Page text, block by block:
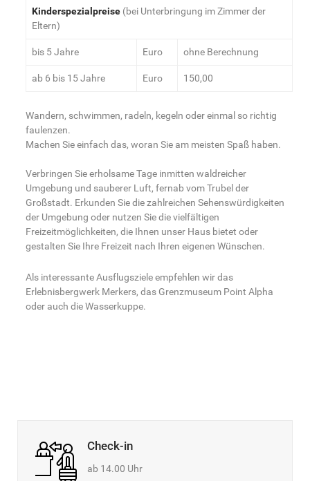
Kinderspezialpreise (bei Unterbringung im Zimmer der
Eltern)
bis 5 Jahre Euro ohne Berechnung
ab 6 bis 15 Jahre Euro 150,00
Wandern, schwimmen, radeln, kegeln oder einmal so richtig
faulenzen.
Machen Sie einfach das, woran Sie am meisten Spaß haben.
Verbringen Sie erholsame Tage inmitten waldreicher
Umgebung und sauberer Luft, fernab vom Trubel der
Großstadt. Erkunden Sie die zahlreichen Sehenswürdigkeiten
der Umgebung oder nutzen Sie die vielfältigen
Freizeitmöglichkeiten, die Ihnen unser Haus bietet oder
gestalten Sie Ihre Freizeit nach Ihren eigenen Wünschen.
Als interessante Ausflugsziele empfehlen wir das
Erlebnisbergwerk Merkers, das Grenzmuseum Point Alpha
oder auch die Wasserkuppe.
Check-in
ab 14.00 Uhr